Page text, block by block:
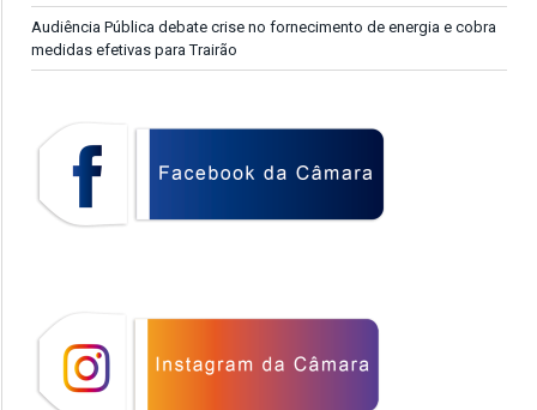
Audiência Pública debate crise no fornecimento de energia e cobra
medidas efetivas para Trairão